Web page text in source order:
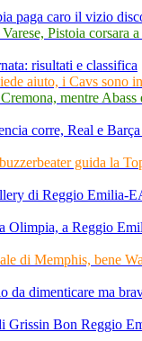
paga caro il vizio
Pistoia corsara
risultati e classifica
aiuto, i Cavs sono
mentre Abass
corre, Real e
guida la
di Reggio Emilia-
Olimpia, a Reggio
di Memphis, bene
da dimenticare ma
Grissin Bon Reggio